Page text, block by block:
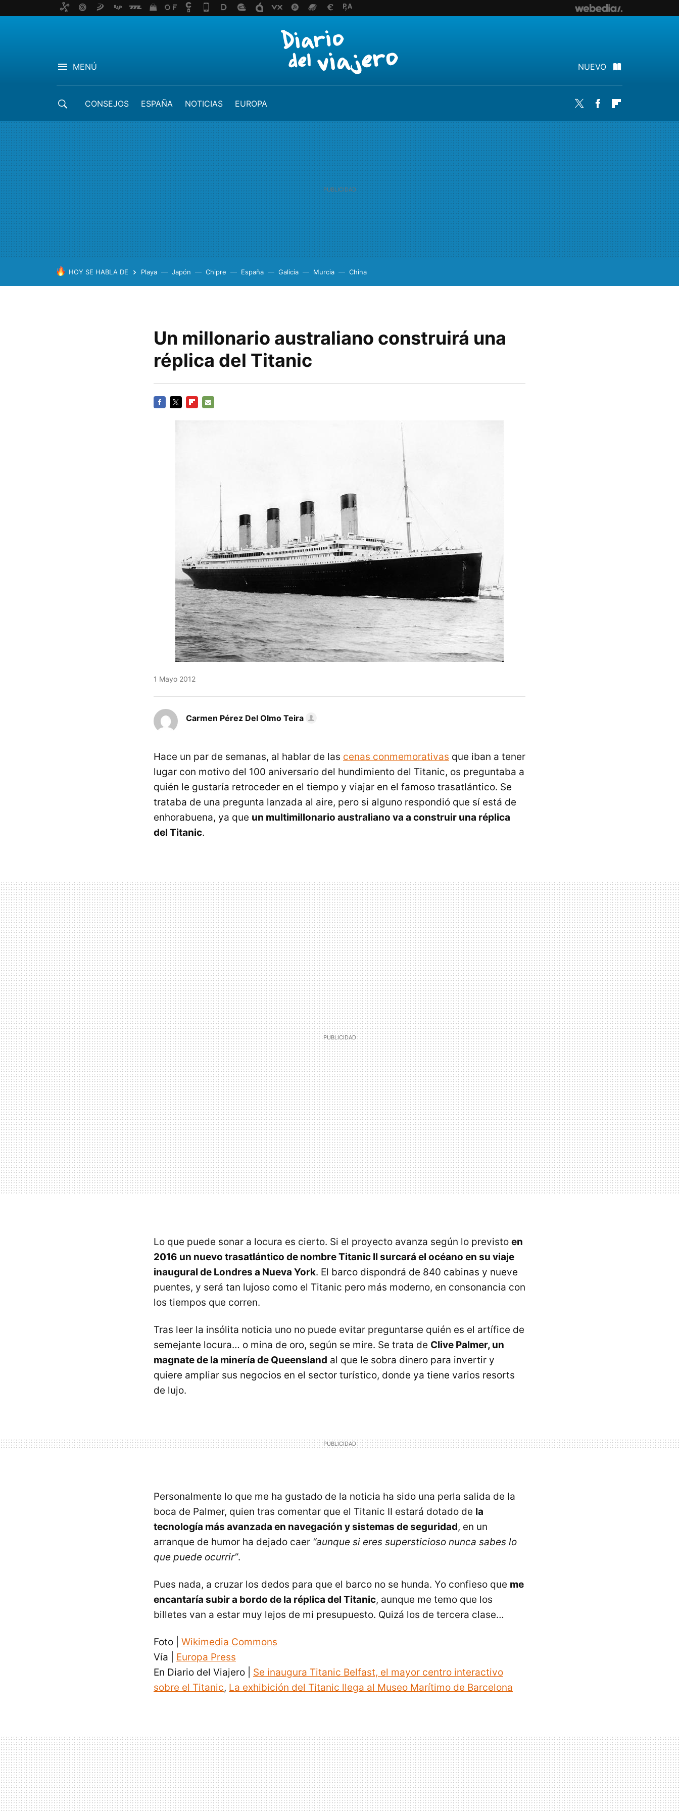
MENÚ NUEVO
CONSEJOS ESPAÑA NOTICIAS EUROPA Twitter Facebook
HOY SE HABLA DE Playa Japón Chipre España Galicia Murcia China
Un millonario australiano construirá una
réplica del Titanic
1 Mayo 2012
Carmen Pérez Del Olmo Teira
Hace un par de semanas, al hablar de las cenas conmemorativas que iban a tener
lugar con motivo del 100 aniversario del hundimiento del Titanic, os preguntaba a
quién le gustaría retroceder en el tiempo y viajar en el famoso trasatlántico. Se
trataba de una pregunta lanzada al aire, pero si alguno respondió que sí está de
enhorabuena, ya que un multimillonario australiano va a construir una réplica
del Titanic.
Lo que puede sonar a locura es cierto. Si el proyecto avanza según lo previsto en
2016 un nuevo trasatlántico de nombre Titanic II surcará el océano en su viaje
inaugural de Londres a Nueva York. El barco dispondrá de 840 cabinas y nueve
puentes, y será tan lujoso como el Titanic pero más moderno, en consonancia con
los tiempos que corren.
Tras leer la insólita noticia uno no puede evitar preguntarse quién es el artífice de
semejante locura… o mina de oro, según se mire. Se trata de Clive Palmer, un
magnate de la minería de Queensland al que le sobra dinero para invertir y
quiere ampliar sus negocios en el sector turístico, donde ya tiene varios resorts
de lujo.
Personalmente lo que me ha gustado de la noticia ha sido una perla salida de la
boca de Palmer, quien tras comentar que el Titanic II estará dotado de la
tecnología más avanzada en navegación y sistemas de seguridad, en un
arranque de humor ha dejado caer “aunque si eres supersticioso nunca sabes lo
que puede ocurrir”.
Pues nada, a cruzar los dedos para que el barco no se hunda. Yo confieso que me
encantaría subir a bordo de la réplica del Titanic, aunque me temo que los
billetes van a estar muy lejos de mi presupuesto. Quizá los de tercera clase…
Foto | Wikimedia Commons
Vía | Europa Press
En Diario del Viajero | Se inaugura Titanic Belfast, el mayor centro interactivo
sobre el Titanic, La exhibición del Titanic llega al Museo Marítimo de Barcelona